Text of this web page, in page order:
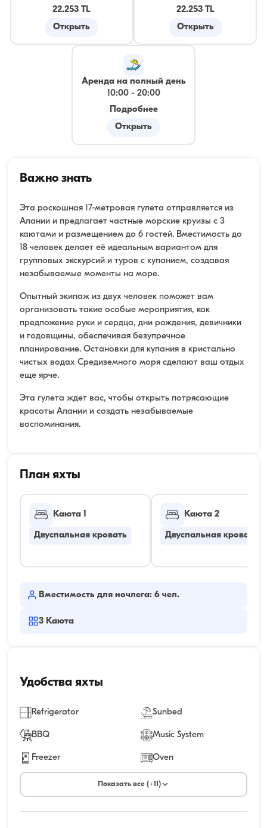
22.253 TL
Открыть
22.253 TL
Открыть
Аренда на полный день
10:00- 20:00
Подробнее
Открыть
Важно знать
Эта роскошная 17-метровая гулета отправляется из
Алании и предлагает частные морские круизы с 3
каютами и размещением до 6 гостей. Вместимость до
18 человек делает её идеальным вариантом для
групповых экскурсий и туров с купанием, создавая
незабываемые моменты на море.
Опытный экипаж из двух человек поможет вам
организовать такие особые мероприятия, как
предложение руки и сердца, дни рождения, девичники
и годовщины, обеспечивая безупречное
планирование. Остановки для купания в кристально
чистых водах Средиземного моря сделают ваш отдых
еще ярче.
Эта гулета ждет вас, чтобы открыть потрясающие
красоты Алании и создать незабываемые
воспоминания.
План яхты
Каюта 1
Двуспальная кровать
Каюта 2
Двуспальная кровать
Вместимость для ночлега: 6 чел.
3 Каюта
Удобства яхты
Refrigerator Sunbed
BBQ Music System
Freezer Oven
Показать все (+11)